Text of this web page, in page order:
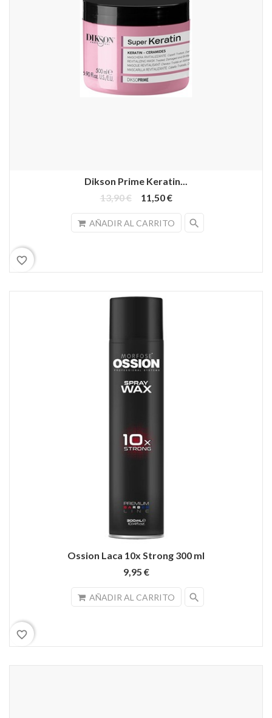
Dikson Prime Keratin...
13,90 €
11,50 €
AÑADIR AL CARRITO search
favorite_border
Ossion Laca 10x Strong 300 ml
9,95 €
AÑADIR AL CARRITO search
favorite_border